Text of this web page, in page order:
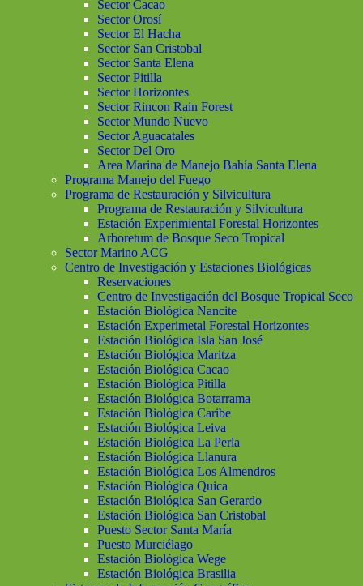
Sector Cacao
Sector Orosí
Sector El Hacha
Sector San Cristobal
Sector Santa Elena
Sector Pitilla
Sector Horizontes
Sector Rincon Rain Forest
Sector Mundo Nuevo
Sector Aguacatales
Sector Del Oro
Area Marina de Manejo Bahía Santa Elena
Programa Manejo del Fuego
Programa de Restauración y Silvicultura
Programa de Restauración y Silvicultura
Estación Experimiental Forestal Horizontes
Arboretum de Bosque Seco Tropical
Sector Marino ACG
Centro de Investigación y Estaciones Biológicas
Reservaciones
Centro de Investigación del Bosque Tropical Seco
Estación Biológica Nancite
Estación Experimetal Forestal Horizontes
Estación Biológica Isla San José
Estación Biológica Maritza
Estación Biológica Cacao
Estación Biológica Pitilla
Estación Biológica Botarrama
Estación Biológica Caribe
Estación Biológica Leiva
Estación Biológica La Perla
Estación Biológica Llanura
Estación Biológica Los Almendros
Estación Biológica Quica
Estación Biológica San Gerardo
Estación Biológica San Cristobal
Puesto Sector Santa María
Puesto Murciélago
Estación Biológica Wege
Estación Biológica Brasilia